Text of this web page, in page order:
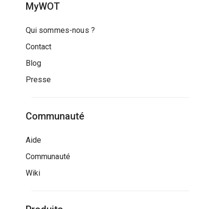
MyWOT
Qui sommes-nous ?
Contact
Blog
Presse
Communauté
Aide
Communauté
Wiki